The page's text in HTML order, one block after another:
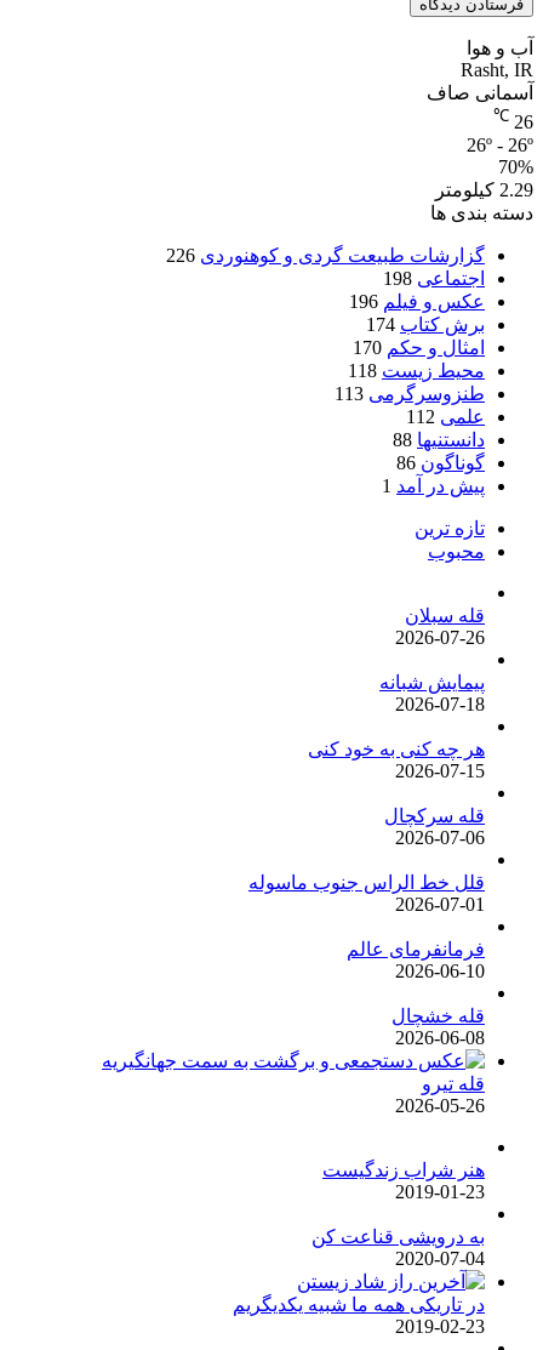
آب و هوا
Rasht, IR
آسمانی صاف
26
℃
26º - 26º
70%
2.29 کیلومتر
دسته بندی ها
گزارشات طبیعت گردی و کوهنوردی 226
اجتماعی 198
عکس و فیلم 196
برش کتاب 174
امثال و حکم 170
محیط زیست 118
طنزوسرگرمی 113
علمی 112
دانستنیها 88
گوناگون 86
پیش در آمد 1
تازه ترین
محبوب
قله سبلان
2026-07-26
پیمایش شبانه
2026-07-18
هر چه کنی به خود کنی
2026-07-15
قله سرکچال
2026-07-06
قلل خط الراس جنوب ماسوله
2026-07-01
فرمانفرمای عالم
2026-06-10
قله خشچال
2026-06-08
قله تیرو
2026-05-26
هنر شراب زندگیست
2019-01-23
به درویشی قناعت کن
2020-07-04
در تاریکی همه ما شبیه یکدیگریم
2019-02-23